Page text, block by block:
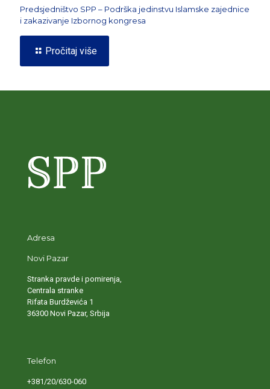
Predsjedništvo SPP – Podrška jedinstvu Islamske zajednice
i zakazivanje Izbornog kongresa
Pročitaj više
Adresa
Novi Pazar
Stranka pravde i pomirenja,
Centrala stranke
Rifata Burdževića 1
36300 Novi Pazar, Srbija
Telefon
+381/20/630-060